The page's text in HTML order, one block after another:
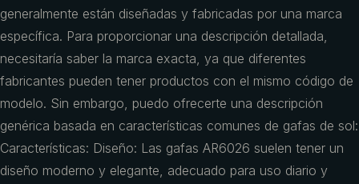
generalmente están diseñadas y fabricadas por una marca
específica. Para proporcionar una descripción detallada,
necesitaría saber la marca exacta, ya que diferentes
fabricantes pueden tener productos con el mismo código de
modelo. Sin embargo, puedo ofrecerte una descripción
genérica basada en características comunes de gafas de sol:
Características: Diseño: Las gafas AR6026 suelen tener un
diseño moderno y elegante, adecuado para uso diario y